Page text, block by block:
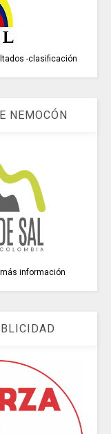
-clasificación
NEMOCÓN
información